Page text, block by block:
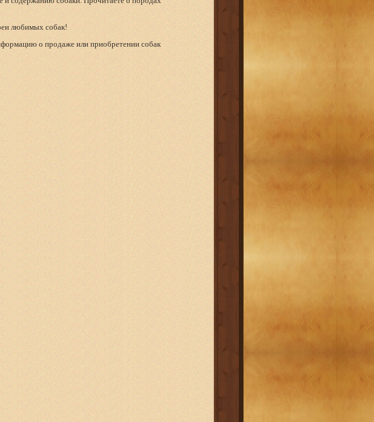
любимых собак!
о продаже или приобретении собак